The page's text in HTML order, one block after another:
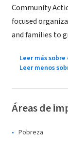
Community
focused
and families to
Leer más
Leer menos
Áreas de
Pobreza